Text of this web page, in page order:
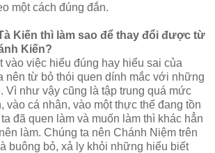
một cách đúng đắn.
Kiến thì làm sao để thay đổi được từ
Kiến?
việc hiểu đúng hay hiểu sai của
nên từ bỏ thói quen dính mắc với những
Vì như vậy cũng là tập trung quá mức
vào cá nhân, vào một thực thể đang tồn
đã quen làm và muốn làm thì khác hẳn
làm. Chúng ta nên Chánh Niệm trên
buông bỏ, xả ly khỏi những hiểu biết